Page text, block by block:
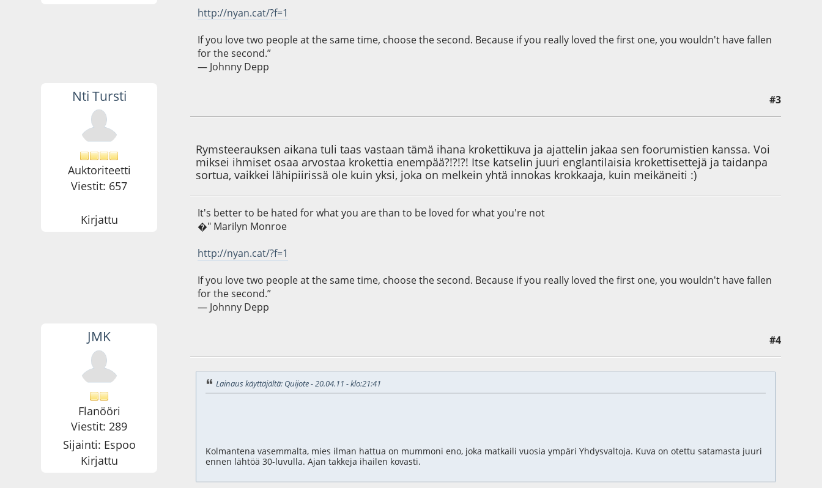
http://nyan.cat/?f=1
If you love two people at the same time, choose the second. Because if you really loved the first one, you wouldn't have fallen
for the second.”
― Johnny Depp
Nti Tursti
Auktoriteetti
Viestit: 657
Kirjattu
#3
Rymsteerauksen aikana tuli taas vastaan tämä ihana krokettikuva ja ajattelin jakaa sen foorumistien kanssa. Voi
miksei ihmiset osaa arvostaa krokettia enempää?!?!?! Itse katselin juuri englantilaisia krokettisettejä ja taidanpa
sortua, vaikkei lähipiirissä ole kuin yksi, joka on melkein yhtä innokas krokkaaja, kuin meikäneiti :)
It's better to be hated for what you are than to be loved for what you're not
�" Marilyn Monroe
http://nyan.cat/?f=1
If you love two people at the same time, choose the second. Because if you really loved the first one, you wouldn't have fallen
for the second.”
― Johnny Depp
JMK
Flanööri
Viestit: 289
Sijainti: Espoo
Kirjattu
#4
Lainaus käyttäjältä: Quijote - 20.04.11 - klo:21:41
Kolmantena vasemmalta, mies ilman hattua on mummoni eno, joka matkaili vuosia ympäri Yhdysvaltoja. Kuva on otettu satamasta juuri
ennen lähtöä 30-luvulla. Ajan takkeja ihailen kovasti.